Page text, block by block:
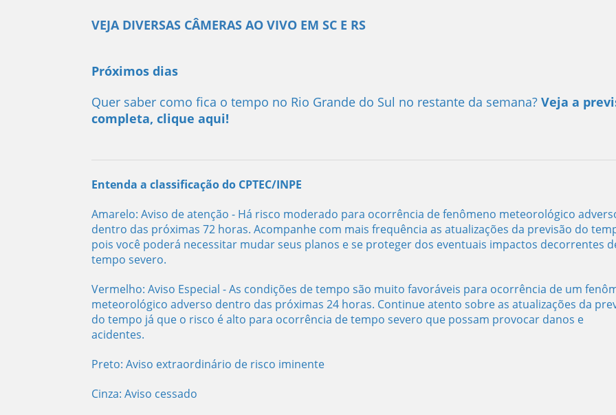
VEJA DIVERSAS CÂMERAS AO VIVO EM SC E RS
Próximos dias
Quer saber como fica o tempo no Rio Grande do Sul no restante da semana? Veja a
completa, clique aqui!
Entenda a classificação do CPTEC/INPE
Amarelo: Aviso de atenção - Há risco moderado para ocorrência de fenômeno meteorológico
dentro das próximas 72 horas. Acompanhe com mais frequência as atualizações da previsão do
pois você poderá necessitar mudar seus planos e se proteger dos eventuais impactos decorrentes
tempo severo.
Vermelho: Aviso Especial - As condições de tempo são muito favoráveis para ocorrência de um
meteorológico adverso dentro das próximas 24 horas. Continue atento sobre as atualizações da
do tempo já que o risco é alto para ocorrência de tempo severo que possam provocar danos e
acidentes.
Preto: Aviso extraordinário de risco iminente
Cinza: Aviso cessado